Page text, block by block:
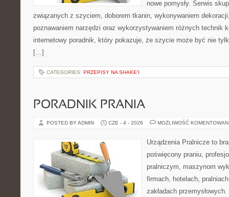
nowe pomysły. Serwis
związanych z szyciem, doborem tkanin, wykonywaniem
poznawaniem narzędzi oraz wykorzystywaniem różnych technik
internetowy poradnik, który pokazuje, że szycie może być nie
[…]
CATEGORIES: PRZEPISY NA SHAKE'I
PORADNIK PRANIA
POSTED BY ADMIN CZE - 4 - 2026 MOŻLIWOŚĆ
Urządzenia Pralnicze to
poświęcony praniu,
pralniczym, maszynom
firmach, hotelach,
zakładach